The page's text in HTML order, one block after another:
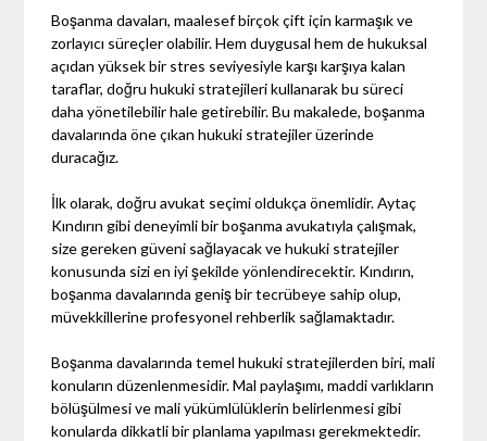
Boşanma davaları, maalesef birçok çift için karmaşık ve
zorlayıcı süreçler olabilir. Hem duygusal hem de hukuksal
açıdan yüksek bir stres seviyesiyle karşı karşıya kalan
taraflar, doğru hukuki stratejileri kullanarak bu süreci
daha yönetilebilir hale getirebilir. Bu makalede, boşanma
davalarında öne çıkan hukuki stratejiler üzerinde
duracağız.
İlk olarak, doğru avukat seçimi oldukça önemlidir. Aytaç
Kındırın gibi deneyimli bir boşanma avukatıyla çalışmak,
size gereken güveni sağlayacak ve hukuki stratejiler
konusunda sizi en iyi şekilde yönlendirecektir. Kındırın,
boşanma davalarında geniş bir tecrübeye sahip olup,
müvekkillerine profesyonel rehberlik sağlamaktadır.
Boşanma davalarında temel hukuki stratejilerden biri, mali
konuların düzenlenmesidir. Mal paylaşımı, maddi varlıkların
bölüşülmesi ve mali yükümlülüklerin belirlenmesi gibi
konularda dikkatli bir planlama yapılması gerekmektedir.